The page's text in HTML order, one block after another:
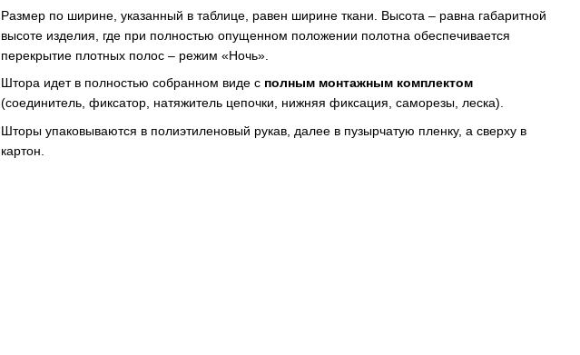
Размер по ширине, указанный в таблице, равен ширине ткани. Высота – равна габаритной
высоте изделия, где при полностью опущенном положении полотна обеспечивается
перекрытие плотных полос – режим «Ночь».
Штора идет в полностью собранном виде с полным монтажным комплектом
(соединитель, фиксатор, натяжитель цепочки, нижняя фиксация, саморезы, леска).
Шторы упаковываются в полиэтиленовый рукав, далее в пузырчатую пленку, а сверху в
картон.